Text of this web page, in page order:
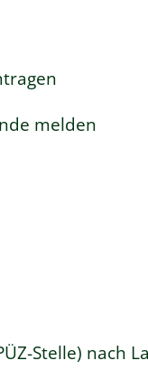
melden
Stelle) nach